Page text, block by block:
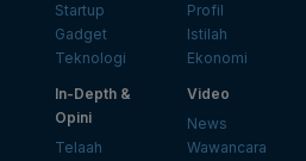
Startup
Gadget
Teknologi
Profil
Istilah
Ekonomi
In-Depth &
Opini
Telaah
Video
News
Wawancara